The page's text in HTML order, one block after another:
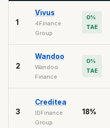
1
Vivus
4Finance
Group
0%
TAE
2
Wandoo
Wandoo
Finance
0%
TAE
3
Creditea
IDFinance
Group
18%